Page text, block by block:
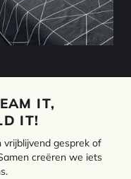
IT,
IT!
gesprek of
creëren we iets